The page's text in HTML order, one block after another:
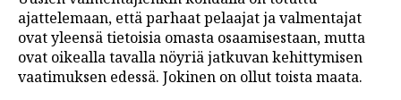
ajattelemaan, että parhaat pelaajat ja valmentajat
ovat yleensä tietoisia omasta osaamisestaan, mutta
ovat oikealla tavalla nöyriä jatkuvan kehittymisen
vaatimuksen edessä. Jokinen on ollut toista maata.